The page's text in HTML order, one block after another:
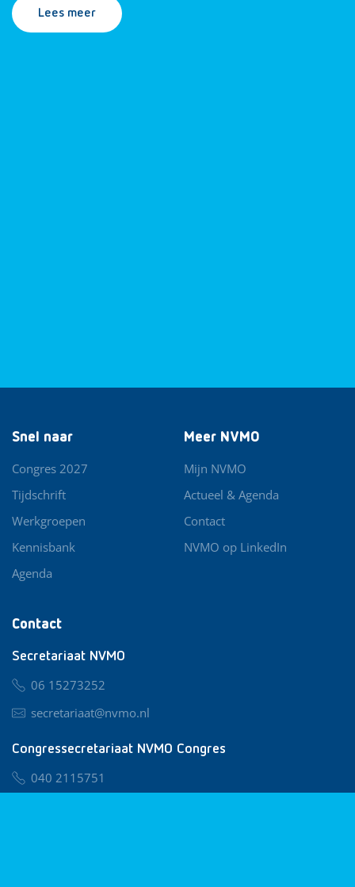
Lees meer
Contact
Secretariaat NVMO
06 15273252
secretariaat@nvmo.nl
Congressecretariaat NVMO Congres
040 2115751
Snel naar
Congres 2027
Tijdschrift
Werkgroepen
Kennisbank
Agenda
Meer NVMO
Mijn NVMO
Actueel & Agenda
Contact
NVMO op LinkedIn